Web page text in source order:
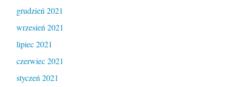
grudzień 2021
wrzesień 2021
lipiec 2021
czerwiec 2021
styczeń 2021